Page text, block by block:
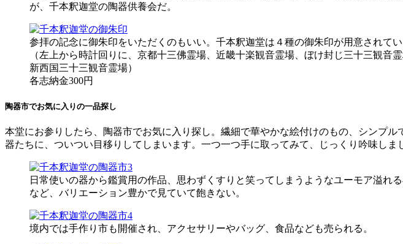
が、千本釈迦堂の陶器供養会だ。
参拝の記念に御朱印をいただくのもいい。千本釈迦堂は４種の御朱印が用意されてい
（左上から時計回りに、京都十三佛霊場、近畿十楽観音霊場、ぼけ封じ三十三観音霊
新西国三十三観音霊場）
各志納金300円
陶器市でお気に入りの一品探し
本堂にお参りしたら、陶器市でお気に入り探し。繊細で華やかな絵付けのもの、シンプ
器たちに、ついつい目移りしてしまいます。一つ一つ手に取ってみて、じっくり吟味しま
日常使いの器から鑑賞用の作品、思わずくすりと笑ってしまうようなユーモア溢れ
など、バリエーション豊かで見ていて飽きない。
境内では手作り市も開催され、アクセサリーやバッグ、食品なども売られる。